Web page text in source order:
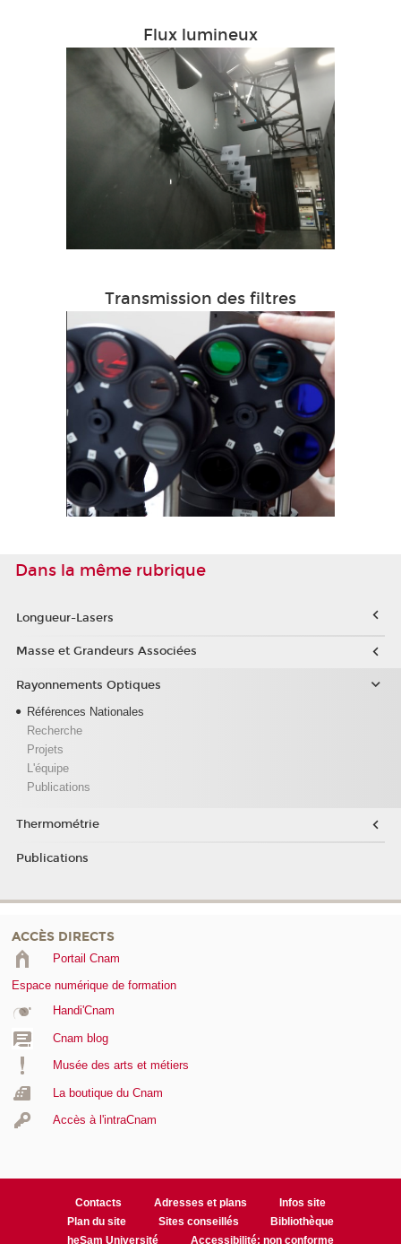
Flux lumineux
Transmission des filtres
Dans la même rubrique
Longueur-Lasers
Masse et Grandeurs Associées
Rayonnements Optiques
Références Nationales
Recherche
Projets
L'équipe
Publications
Thermométrie
Publications
ACCÈS DIRECTS
Portail Cnam
Espace numérique de formation
Handi'Cnam
Cnam blog
Musée des arts et métiers
La boutique du Cnam
Accès à l'intraCnam
Contacts Adresses et plans
Infos site
Plan du site
Sites conseillés
Bibliothèque
heSam Université
Accessibilité: non conforme